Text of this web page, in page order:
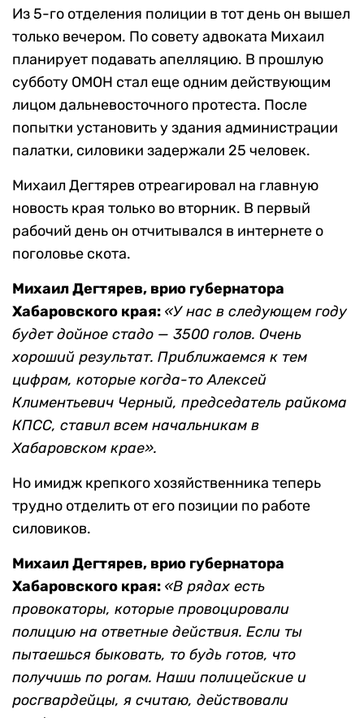
Из 5-го отделения полиции в тот день он вышел
только вечером. По совету адвоката Михаил
планирует подавать апелляцию. В прошлую
субботу ОМОН стал еще одним действующим
лицом дальневосточного протеста. После
попытки установить у здания администрации
палатки, силовики задержали 25 человек.
Михаил Дегтярев отреагировал на главную
новость края только во вторник. В первый
рабочий день он отчитывался в интернете о
поголовье скота.
Михаил Дегтярев, врио губернатора
Хабаровского края: «У нас в следующем году
будет дойное стадо — 3500 голов. Очень
хороший результат. Приближаемся к тем
цифрам, которые когда-то Алексей
Климентьевич Черный, председатель райкома
КПСС, ставил всем начальникам в
Хабаровском крае».
Но имидж крепкого хозяйственника теперь
трудно отделить от его позиции по работе
силовиков.
Михаил Дегтярев, врио губернатора
Хабаровского края: «В рядах есть
провокаторы, которые провоцировали
полицию на ответные действия. Если ты
пытаешься быковать, то будь готов, что
получишь по рогам. Наши полицейские и
росгвардейцы, я считаю, действовали